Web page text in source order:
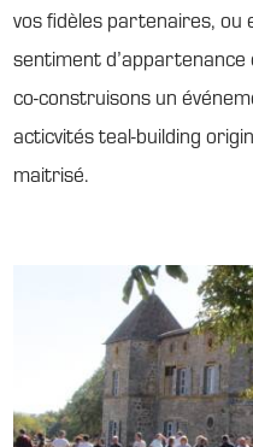
vos fidèles partenaires, ou
sentiment
co-construisons un
acticvités teal-building
maitrisé.